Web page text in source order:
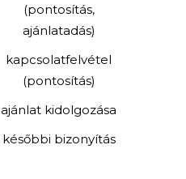
(pontosítás,
ajánlatadás)
kapcsolatfelvétel
(pontosítás)
ajánlat kidolgozása
későbbi bizonyítás